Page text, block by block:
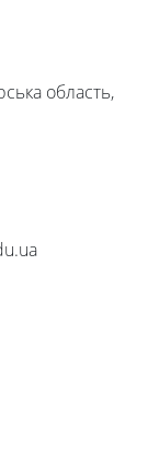
область,